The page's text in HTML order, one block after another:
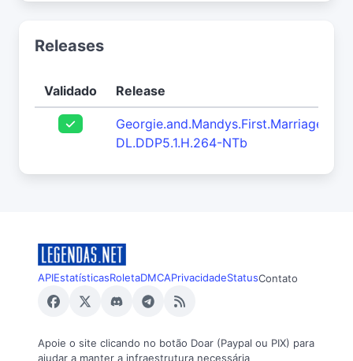
Releases
Validado Release
DL.DDP5.1.H.264-NTb
APIEstatísticasRoletaDMCAPrivacidadeStatusContato
Apoie o site clicando no botão Doar (Paypal ou PIX) para
ajudar a manter a infraestrutura necessária